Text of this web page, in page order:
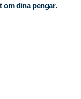
om dina pengar.